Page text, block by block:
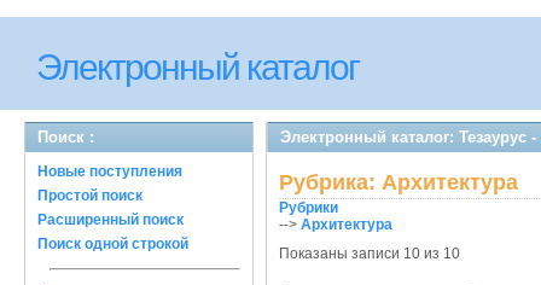
Электронный каталог
Поиск :
Новые поступления
Простой поиск
Расширенный поиск
Поиск одной строкой
Электронный каталог: Тезаурус
Рубрика: Архитектура
Рубрики
--> Архитектура
Показаны записи 10 из 10